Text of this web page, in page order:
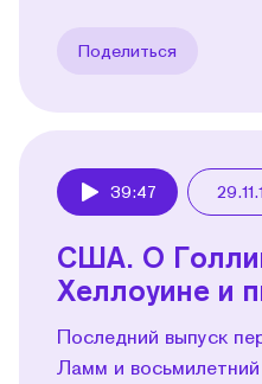
Поделиться
39:47
США. О
Хеллоуине и
Последний выпуск
Ламм и